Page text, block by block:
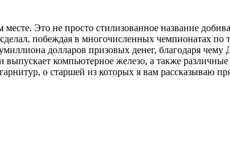
Это не просто стилизованное название
побеждая в многочисленных чемпионатах по
долларов призовых денег, благодаря чему
компьютерное железо, а также
о старшей из которых я вам рассказываю